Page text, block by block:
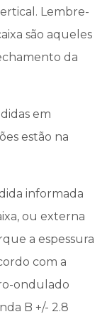
Lembre-
são aqueles
da
em
estão na
informada
ou externa
a espessura
com a
ondulado
B +/- 2.8